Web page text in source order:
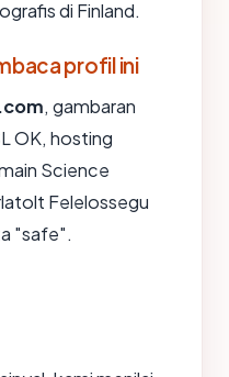
di Finland.
profil ini
, gambaran
OK, hosting
Science
Felelossegu
"safe".